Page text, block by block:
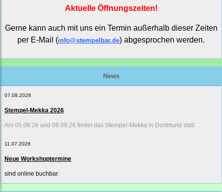
Aktuelle Öffnungszeiten!
Gerne kann auch mit uns ein Termin außerhalb dieser Zeiten
per E-Mail (info@stempelbar.de) abgesprochen werden.
News
07.08.2026
Stempel-Mekka 2026
Am 05.09.26 und 06.09.26 findet das Stempel-Mekka in Dortmund statt.
11.07.2026
Neue Workshoptermine
sind online buchbar.